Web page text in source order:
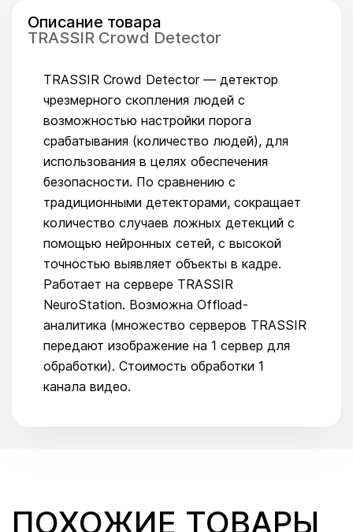
Описание товара
TRASSIR Crowd Detector
TRASSIR Crowd Detector — детектор
чрезмерного скопления людей с
возможностью настройки порога
срабатывания (количество людей), для
использования в целях обеспечения
безопасности. По сравнению с
традиционными детекторами, сокращает
количество случаев ложных детекций с
помощью нейронных сетей, с высокой
точностью выявляет объекты в кадре.
Работает на сервере TRASSIR
NeuroStation. Возможна Offload-
аналитика (множество серверов TRASSIR
передают изображение на 1 сервер для
обработки). Стоимость обработки 1
канала видео.
ПОХОЖИЕ ТОВАРЫ